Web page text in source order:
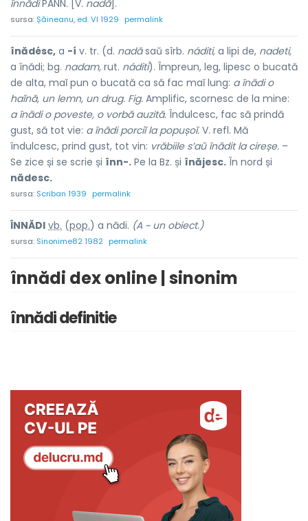
înnădiPANN. [V. nadă].
sursa:Șăineanu, ed. VI 1929 permalink
înădésc, a -í v. tr. (d. nadăsaŭ sîrb. náditi, a lipi de, nadeti,
a înădi; bg. nadam, rut. náditi). Împreun, leg, lipesc o bucată
de alta, maĭ pun o bucată ca să fac maĭ lung: a înădi o
haĭnă, un lemn, un drug. Fig. Amplific, scornesc de la mine:
a înădi o poveste, o vorbă auzită. Îndulcesc, fac să prindă
gust, să tot vie: a înădi porciĭ la popușoĭ. V. refl. Mă
îndulcesc, prind gust, tot vin: vrăbiile s’aŭ înădit la cireșe. –
Se zice și se scrie și înn-. Pe la Bz. și înăjesc. În nord și
nădesc.
sursa: Scriban 1939 permalink
ÎNNĂDI vb. (pop.) a nădi. (A ~ un obiect.)
sursa: Sinonime82 1982 permalink
înnădi dex online | sinonim
înnădi definitie